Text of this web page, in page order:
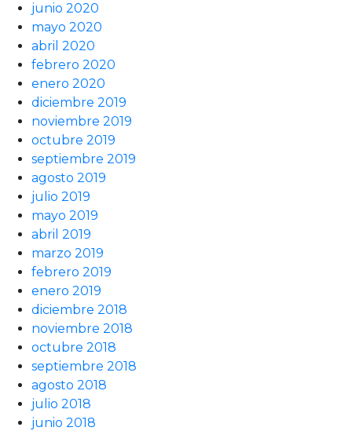
junio 2020
mayo 2020
abril 2020
febrero 2020
enero 2020
diciembre 2019
noviembre 2019
octubre 2019
septiembre 2019
agosto 2019
julio 2019
mayo 2019
abril 2019
marzo 2019
febrero 2019
enero 2019
diciembre 2018
noviembre 2018
octubre 2018
septiembre 2018
agosto 2018
julio 2018
junio 2018